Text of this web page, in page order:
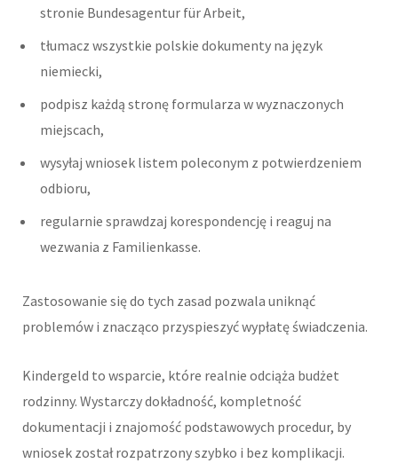
stronie Bundesagentur für Arbeit,
tłumacz wszystkie polskie dokumenty na język
niemiecki,
podpisz każdą stronę formularza w wyznaczonych
miejscach,
wysyłaj wniosek listem poleconym z potwierdzeniem
odbioru,
regularnie sprawdzaj korespondencję i reaguj na
wezwania z Familienkasse.
Zastosowanie się do tych zasad pozwala uniknąć
problemów i znacząco przyspieszyć wypłatę świadczenia.
Kindergeld to wsparcie, które realnie odciąża budżet
rodzinny. Wystarczy dokładność, kompletność
dokumentacji i znajomość podstawowych procedur, by
wniosek został rozpatrzony szybko i bez komplikacji.